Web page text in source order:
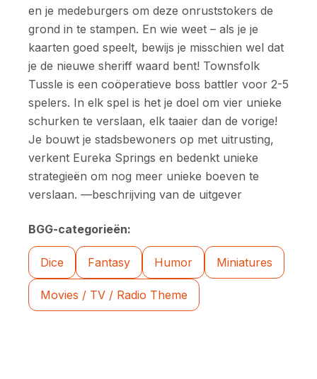
en je medeburgers om deze onruststokers de
grond in te stampen. En wie weet – als je je
kaarten goed speelt, bewijs je misschien wel dat
je de nieuwe sheriff waard bent! Townsfolk
Tussle is een coöperatieve boss battler voor 2-5
spelers. In elk spel is het je doel om vier unieke
schurken te verslaan, elk taaier dan de vorige!
Je bouwt je stadsbewoners op met uitrusting,
verkent Eureka Springs en bedenkt unieke
strategieën om nog meer unieke boeven te
verslaan. —beschrijving van de uitgever
BGG-categorieën:
Dice Fantasy Humor Miniatures
Movies / TV / Radio Theme